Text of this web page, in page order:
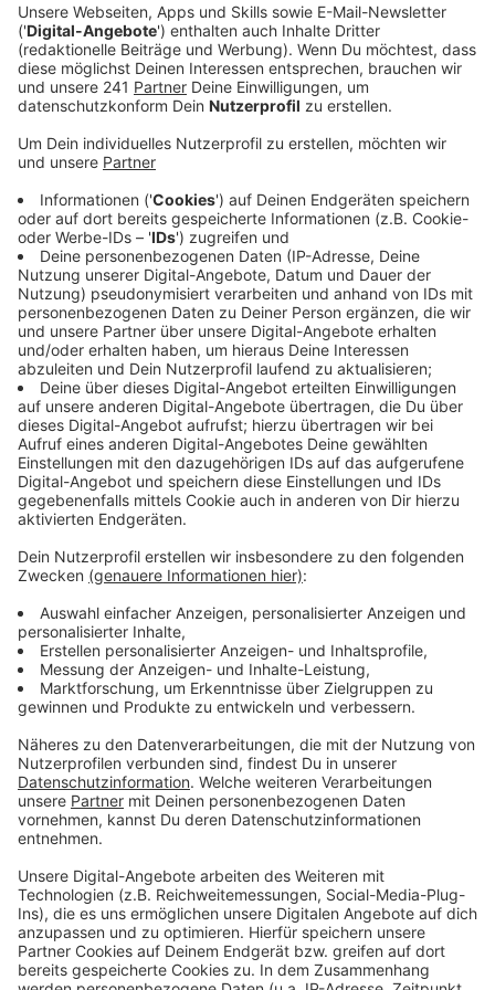
Veröffentlicht:Dienstag, 14.02.2023 06:43
Anzeige
Sieben Kitas der Stadt konnten nur im Notbetrieb
aber auch daran, dass einige Erzieher krank waren.
Wegen des Streiks konnte die Avea gestern bei
einigen Haushalten nicht die Mülltonne leeren. Der
Müllentsorger empfiehlt: die Tonnen einfach
stehenlassen - alle Touren sollen in den nächsten
Tagen nachgeholt werden. Gestreikt wird auch heute
wieder – und zwar bei der KVB. Davon ist auch die Linie
4 von und nach Schlebusch betroffen. Nächste Woche
steht zwischen ver.di und den Arbeitgebern dann die
nächste Verhandlungsrunde an. Gibt es kein Ergebnis,
könnten neue Streiks drohen.
Weitere Meldungen aus Leverkusen
Anzeige
ermittelt
Rekordeinnahmen für Leverkusen: Stadt investiert
Millionen in Personal
Schwerer Unfall auf der A3 bei Leverkusen: Viele
Verletzte
Anzeige